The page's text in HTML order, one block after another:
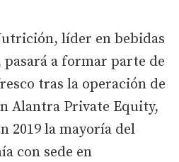
líder en bebidas
pasará a formar parte de
tras la operación de
Alantra Private Equity,
2019 la mayoría del
con sede en